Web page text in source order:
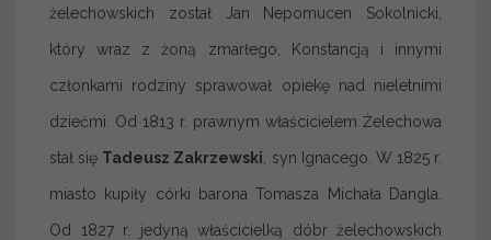
żelechowskich został Jan Nepomucen Sokolnicki,
który wraz z żoną zmarłego, Konstancją i innymi
członkami rodziny sprawował opiekę nad nieletnimi
dziećmi. Od 1813 r. prawnym właścicielem Żelechowa
stał się Tadeusz Zakrzewski , syn Ignacego. W 1825 r.
miasto kupiły córki barona Tomasza Michała Dangla.
Od 1827 r. jedyną właścicielką dóbr żelechowskich